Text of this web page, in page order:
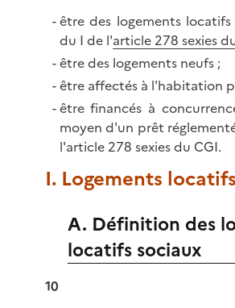
être des logements locatifs
du I de l'article 278 sexies
être des logements neufs ;
être affectés à l'habitation
être financés à
moyen d'un prêt
l'article 278 sexies du CGI.
I. Logements
A. Définition des
locatifs sociaux
10